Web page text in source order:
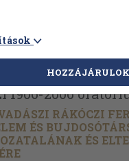
előző oldalra
1906-2006
RÁKÓCZI
ÉS
ÉS
HOZZÁJÁRULOK